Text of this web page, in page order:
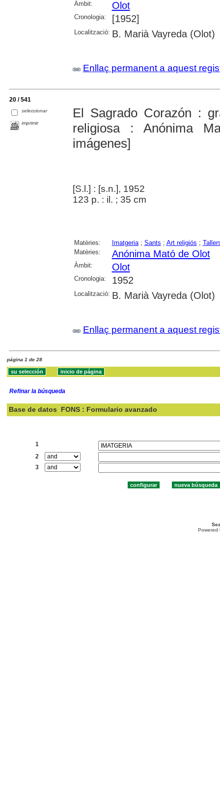
Àmbit: Olot
Cronologia: [1952]
Localització: B. Marià Vayreda (Olot)
Enllaç permanent a aquest
20 / 541
seleccionar
imprimir
El Sagrado Corazón :
religiosa : Anónima
imágenes]
[S.l.] : [s.n.], 1952
123 p. : il. ; 35 cm
Matèries: Imatgeria; Sants ; Art religiós ;
Matèries:
Anónima Mató de Olot
Àmbit: Olot
Cronologia: 1952
Localització: B. Marià Vayreda (Olot)
Enllaç permanent a aquest
página 1 de 28
Refinar la búsqueda
Base de datos FONS : Formulario avanzado
1
2
3